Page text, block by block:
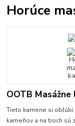
Horúce
OOTB
Tieto kamene si obľúbi
kameňov a na troch sú